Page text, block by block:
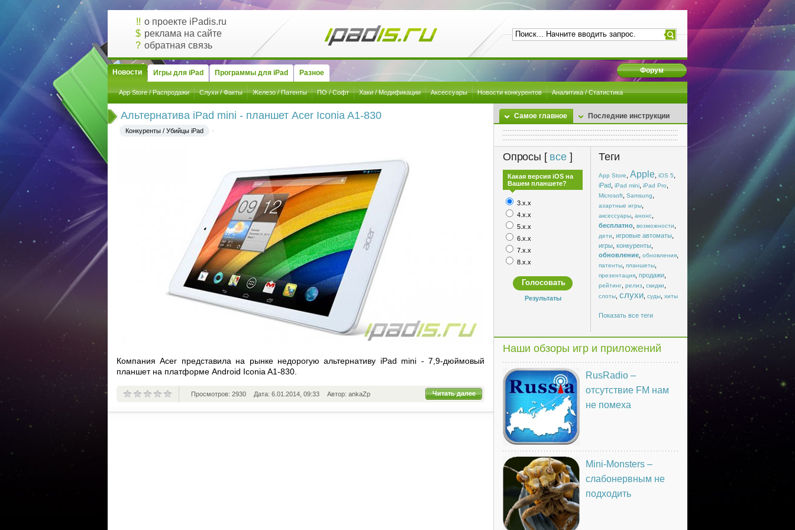
!! о проекте iPadis.ru
$ реклама на сайте
? обратная связь
Форум
Новости Игры для iPad Программы для iPad Разное
App Store / Распродажи Слухи / Факты Железо / Патенты ПО / Софт Хаки / Модификации Аксессуары Новости конкурентов Аналитика / Статистика
Альтернатива iPad mini - планшет Acer Iconia A1-830
Конкуренты / Убийцы iPad
Компания Acer представила на рынке недорогую альтернативу iPad mini - 7,9-дюймовый
планшет на платформе Android Iconia A1-830.
Читать далее
Просмотров: 2930 Дата: 6.01.2014, 09:33 Автор: ankaZp
Самое главное Последние инструкции
Опросы [ все]
Какая версия iOS на
Вашем планшете?
3.x.x
4.x.x
5.x.x
6.x.x
7.x.x
8.x.x
Результаты
Теги
App Store Apple iOS 5
iPad iPad mini iPad Pro
Microsoft Samsung
азартные игры
аксессуары анонс
бесплатно возможности
дети игровые автоматы
игры конкуренты
обновление обновления
патенты планшеты
презентация продажи
рейтинг релиз скидки
слоты слухи суды хиты
Показать все теги
Наши обзоры игр и приложений
RusRadio –
отсутствие FM нам
не помеха
Mini-Monsters –
слабонервным не
подходить